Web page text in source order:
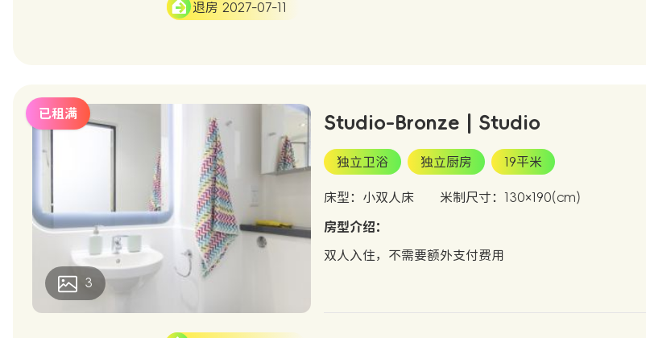
退房 2027-07-11
已租满
3
Studio-Bronze | Studio
独立卫浴 独立厨房 19平米
床型：小双人床 米制尺寸：130×190(cm)
房型介绍：
双人入住，不需要额外支付费用